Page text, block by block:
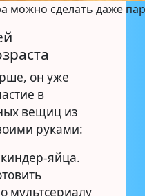
можно сделать даже
он уже
в
вещиц из
руками:
яйца.
мультсериалу